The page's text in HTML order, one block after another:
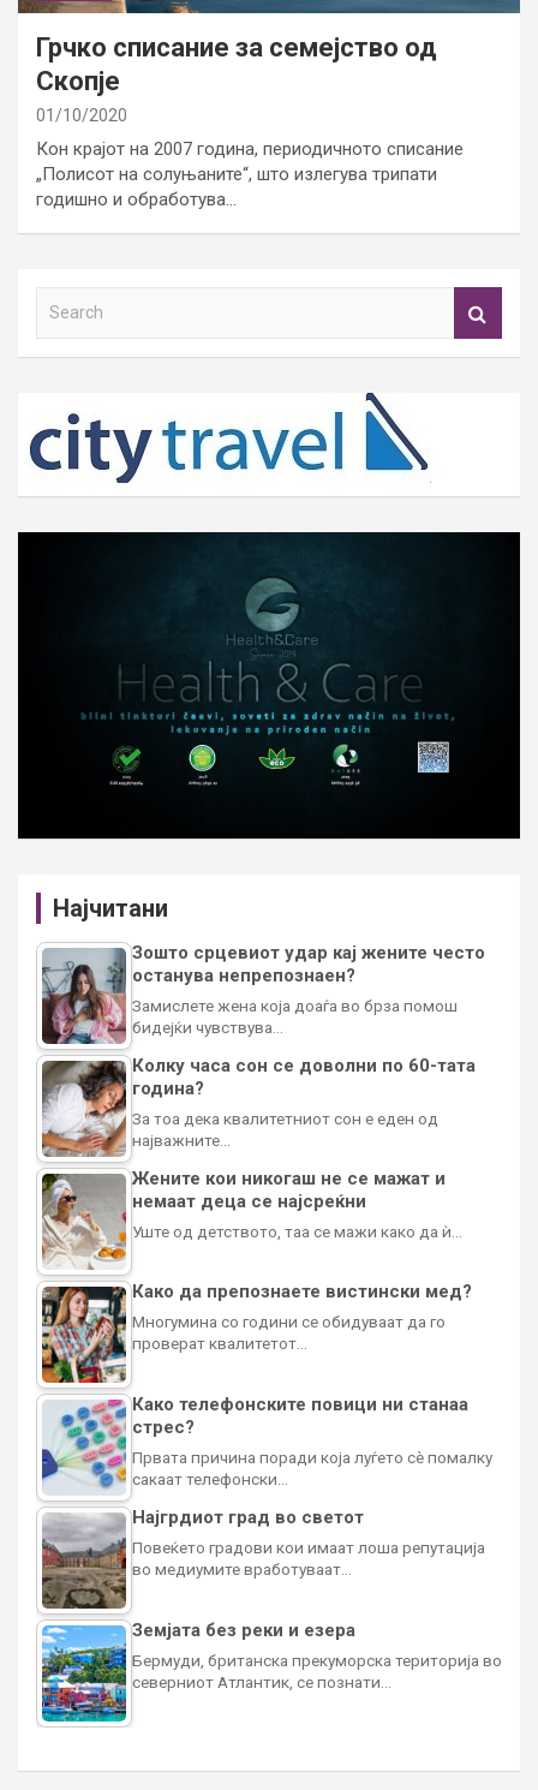
Грчко списание за семејство од
Скопје
01/10/2020
Кон крајот на 2007 година, периодичното списание
„Полисот на солуњаните“, што излегува трипати
годишно и обработува…
h
Најчитани
Зошто срцевиот удар кај жените често
останува непрепознаен?
Замислете жена која доаѓа во брза помош
бидејќи чувствува…
Колку часа сон се доволни по 60-тата
година?
За тоа дека квалитетниот сон е еден од
најважните…
Жените кои никогаш не се мажат и
немаат деца се најсреќни
Уште од детството, таа се мажи како да ѝ…
Како да препознаете вистински мед?
Многумина со години се обидуваат да го
проверат квалитетот…
Како телефонските повици ни станаа
стрес?
Првата причина поради која луѓето сè помалку
сакаат телефонски…
Најгрдиот град во светот
Повеќето градови кои имаат лоша репутација
во медиумите вработуваат…
Земјата без реки и езера
Бермуди, британска прекуморска територија во
северниот Атлантик, се познати…